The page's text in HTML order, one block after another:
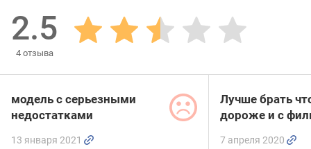
2.5
4 отзыва
модель с серьезными
недостатками
13 января 2021
Лучше брать
дороже и с
7 апреля 2020